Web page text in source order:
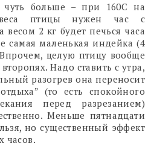
чуть больше – при 160С на
птицы нужен час с
весом 2 кг будет печься часа
самая маленькая индейка (4
целую птицу вообще
Надо ставить с утра,
разогрев она переносит
(то есть спокойного
перед разрезанием)
Меньше пятнадцати
но существенный эффект
часов.